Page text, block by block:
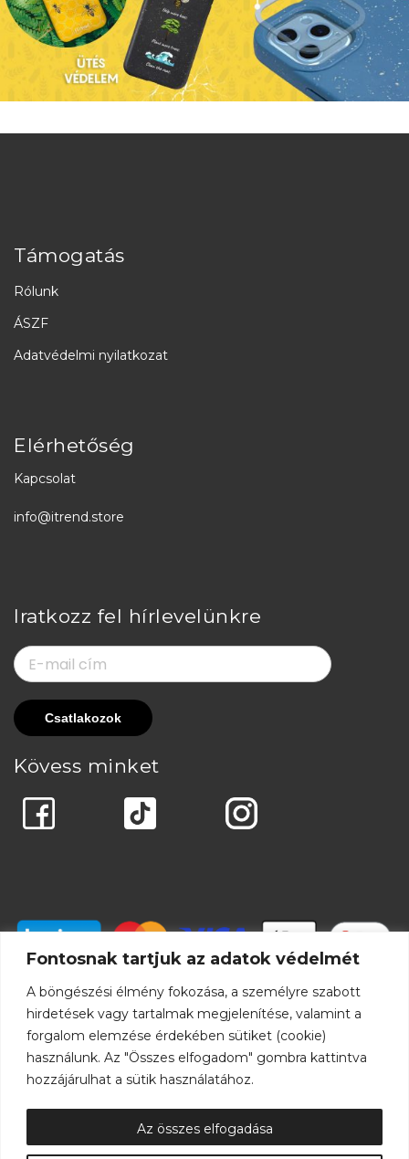
Fontosnak tartjuk az adatok védelmét
A böngészési élmény fokozása, a személyre szabott
hirdetések vagy tartalmak megjelenítése, valamint a
forgalom elemzése érdekében sütiket (cookie)
használunk. Az "Összes elfogadom" gombra kattintva
hozzájárulhat a sütik használatához.
Az összes elfogadása
Támogatás
Rólunk
ÁSZF
Adatvédelmi nyilatkozat
Elérhetőség
Kapcsolat
info@itrend.store
Iratkozz fel hírlevelünkre
Kövess minket